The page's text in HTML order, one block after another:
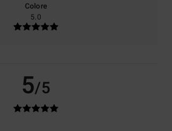
Colore
5.0
5/5